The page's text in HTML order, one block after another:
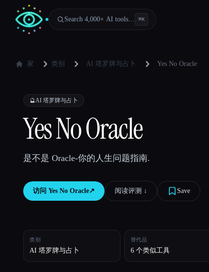
Search 4,000+ AI tools… ⌘K
家 类别 AI 塔罗牌与占卜 Yes No Oracle
🔮AI 塔罗牌与占卜
Yes No Oracle
是不是 Oracle-你的人生问题指南.
访问 Yes No Oracle↗︎ 阅读评测 ↓︎ Save
类别
AI 塔罗牌与占卜
替代品
6 个类似工具